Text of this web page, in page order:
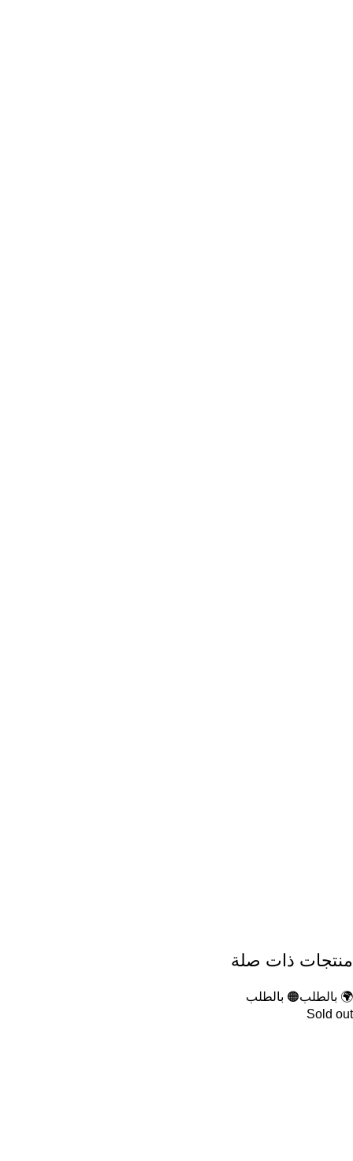
منتجات ذات صلة
🌍 بالطلب🟠 بالطلب
Sold out